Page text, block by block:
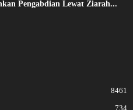
Pengabdian Lewat Ziarah...
8461
734